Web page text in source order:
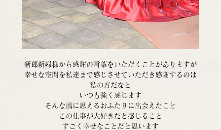
新郎新婦様から感謝の言葉をいただくことがありますが
幸せな空間を私達まで感じさせていただき感謝するのは
私の方だなと
いつも強く感じます
そんな風に思えるおふたりに出会えたこと
この仕事が大好きだと感じること
すごく幸せなことだと思います